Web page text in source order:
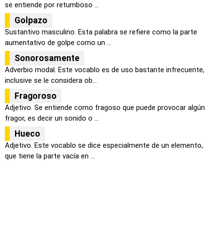
se entiende por retumboso ...
Golpazo
Sustantivo masculino. Esta palabra se refiere como la parte
aumentativo de golpe como un ...
Sonorosamente
Adverbio modal. Este vocablo es de uso bastante infrecuente,
inclusive se le considera ob...
Fragoroso
Adjetivo. Se entiende como fragoso que puede provocar algún
fragor, es decir un sonido o ...
Hueco
Adjetivo. Este vocablo se dice especialmente de un elemento,
que tiene la parte vacía en ...